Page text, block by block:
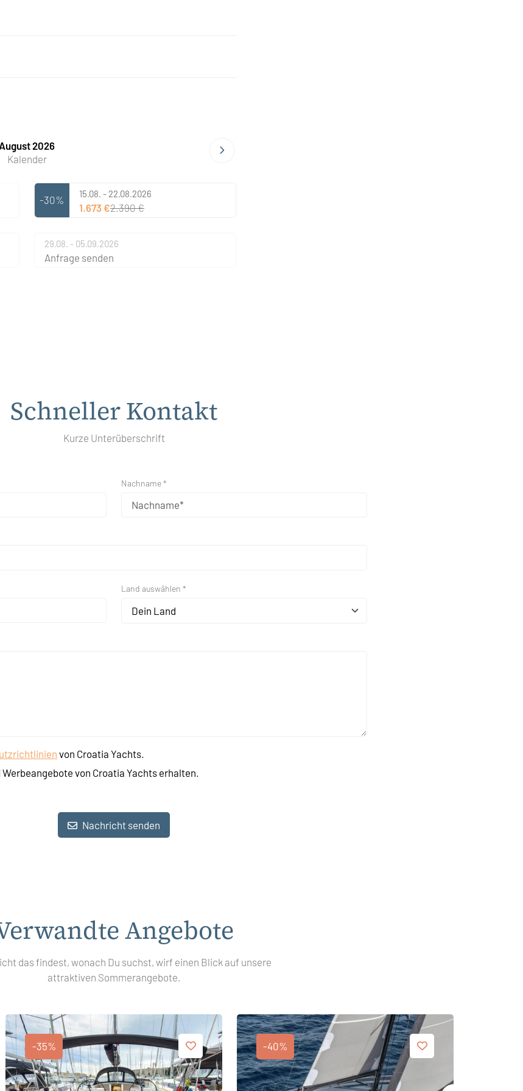
August 2026
Kalender
-30%
15.08. - 22.08.2026
1.673 €2.390 €
29.08. - 05.09.2026
Anfrage senden
Schneller Kontakt
Kurze Unterüberschrift
Nachname *
Land auswählen *
Dein Land
von Croatia Yachts.
von Croatia Yachts erhalten.
Nachricht senden
Angebote
das findest, wonach Du suchst, wirf einen Blick auf unsere
attraktiven Sommerangebote.
-35% -40%